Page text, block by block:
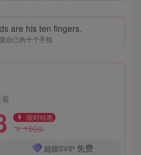
are his ten fingers.
自己的十个手指
限时特惠
￥1999
超级SVIP 免费